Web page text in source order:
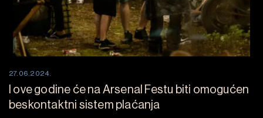
27.06.2024.
I ove godine će na Arsenal Festu biti omogućen
beskontaktni sistem plaćanja